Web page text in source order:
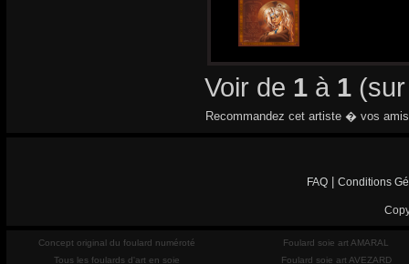
Voir de 1 à 1
Recommandez cet artiste � vos
FAQ Conditions
Concept original du foulard numéroté
Tous les foulards d'art en soie
Foulard soie art AMARAL
Foulard soie art AVEZARD